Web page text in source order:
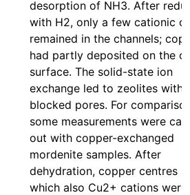
desorption of NH3. After
with H2, only a few cationic
remained in the channels;
had partly deposited on the
surface. The solid-state ion
exchange led to zeolites with
blocked pores. For
some measurements were
out with copper-exchanged
mordenite samples. After
dehydration, copper centres
which also Cu2+ cations